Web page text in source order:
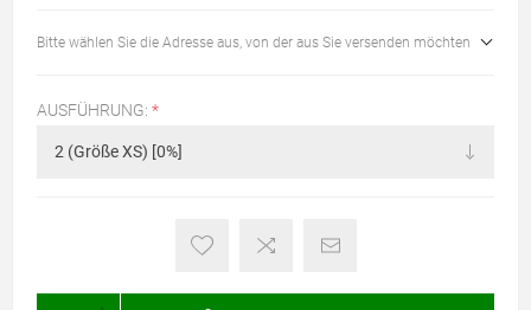
Bitte wählen Sie die Adresse aus, von der aus Sie versenden möchten
AUSFÜHRUNG: *